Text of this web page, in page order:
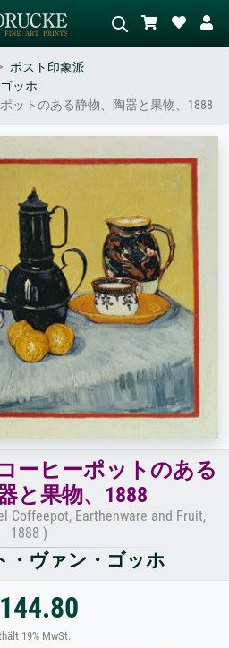
AI画像検索
油絵、木のそばの立ち姿のヌー
ポスト印象派
ッホ
ットのある静物、陶器と果物、1888
ーヒーポットのある
と果物、1888
Coffeepot, Earthenware and Fruit,
1888 )
・ヴァン・ゴッホ
19% MwSt.